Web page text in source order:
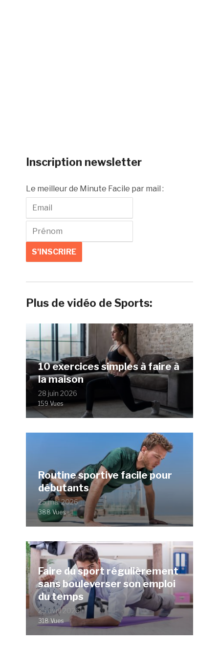
Inscription newsletter
Le meilleur de Minute Facile par mail :
Plus de vidéo de Sports:
10 exercices simples à faire à
la maison
28 juin 2026
159 Vues
Routine sportive facile pour
débutants
25 mai 2026
388 Vues
Faire du sport régulièrement
sans bouleverser son emploi
du temps
25 avril 2026
318 Vues